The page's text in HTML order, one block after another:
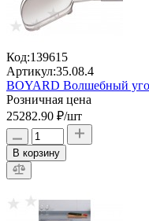
Код:139615
Артикул:35.08.4
BOYARD Волшебный
Розничная цена
25282.90 ₽/шт
В корзину